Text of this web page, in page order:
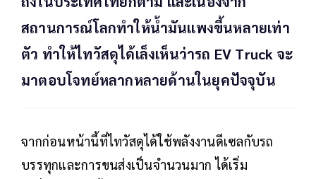
สถานการณ์โลกทำให้น้ำมันแพงขึ้นหลายเท่า
ตัว ทำให้ไทวัสดุได้เล็งเห็นว่ารถ EV Truck จะ
มาตอบโจทย์หลากหลายด้านในยุคปัจจุบัน
จากก่อนหน้านี้ที่ไทวัสดุได้ใช้พลังงานดีเซลกับรถ
บรรทุกและการขนส่งเป็นจำนวนมาก ได้เริ่ม